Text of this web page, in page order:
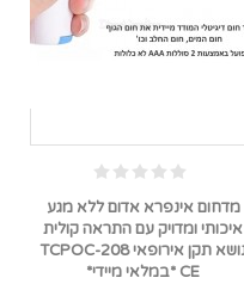
מדחום אינפרא אדום ללא מגע
איכותי ומדויק עם התראה קולית
נושא תקן אירופאי TCPOC-208
CE *במלאי מיידי*